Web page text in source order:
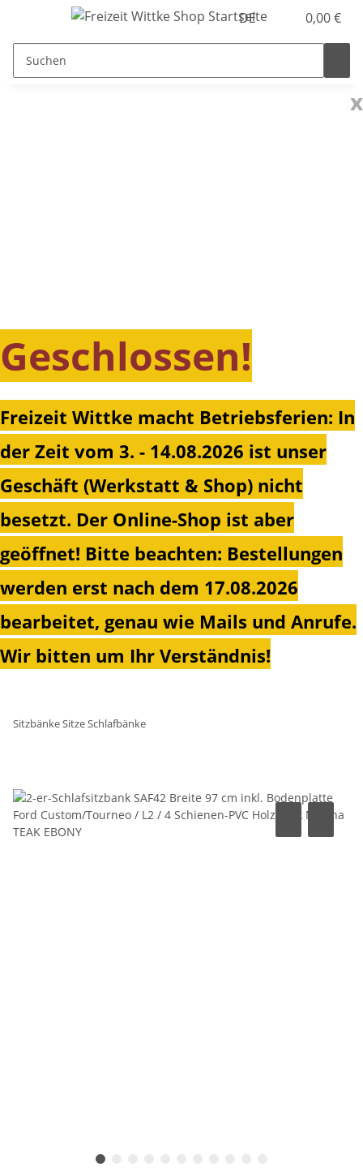
DE 0,00 €
x
Geschlossen!
Freizeit Wittke macht Betriebsferien: In
der Zeit vom 3. - 14.08.2026 ist unser
Geschäft (Werkstatt & Shop) nicht
besetzt. Der Online-Shop ist aber
geöffnet! Bitte beachten: Bestellungen
werden erst nach dem 17.08.2026
bearbeitet, genau wie Mails und Anrufe.
Wir bitten um Ihr Verständnis!
Sitzbänke Sitze Schlafbänke